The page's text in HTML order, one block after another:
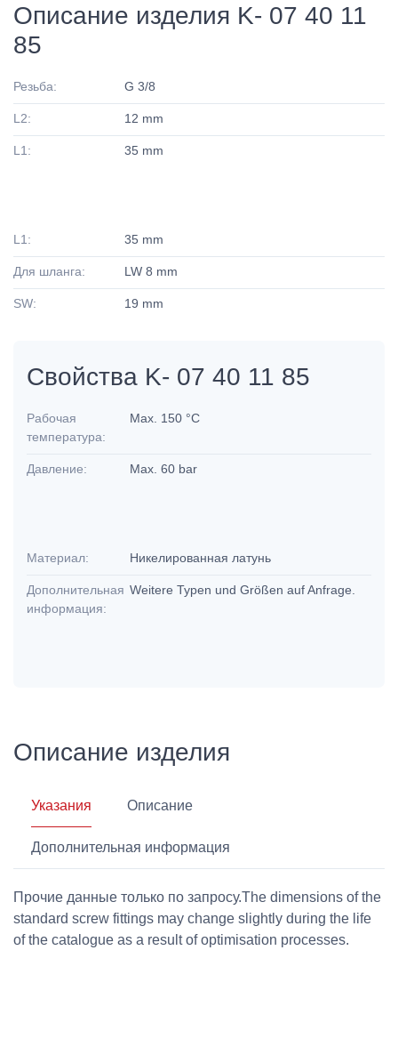
Описание изделия K- 07 40 11
85
Резьба: G 3/8
L2: 12 mm
L1: 35 mm
L1: 35 mm
Для шланга: LW 8 mm
SW: 19 mm
Свойства K- 07 40 11 85
Рабочая
температура:
Max. 150 °C
Давление: Max. 60 bar
Материал: Никелированная латунь
Дополнительная
информация:
Weitere Typen und Größen auf Anfrage.
Описание изделия
Указания Описание
Дополнительная информация
Прочие данные только по запросу.The dimensions of the
standard screw fittings may change slightly during the life
of the catalogue as a result of optimisation processes.